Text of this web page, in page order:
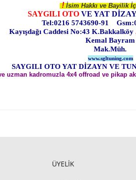
! İsim Hakkı ve Bayilik
SAYGILI OTOVE YAT
Tel:0216 5743690-91
Kayışdağı Caddesi No:43 K.Bakkalköy
Kemal Bayram
Mak.Müh.
www.sgltuning.com
SAYGILI OTO YAT DİZAYN VE
uzman kadromuzla 4x4 offroad ve pikap
ÜYELİK